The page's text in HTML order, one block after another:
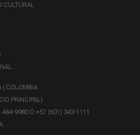
CULTURAL
| COLOMBIA
PRINCIPAL)
9980 Ó +57 (601) 343-1111